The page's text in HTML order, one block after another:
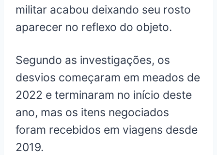
militar acabou deixando seu rosto
aparecer no reflexo do objeto.
Segundo as investigações, os
desvios começaram em meados de
2022 e terminaram no início deste
ano, mas os itens negociados
foram recebidos em viagens desde
2019.